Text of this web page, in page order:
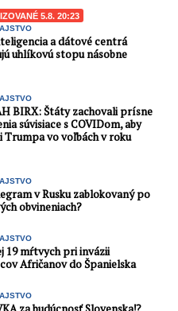
5.8. 20:23
a dátové centrá
uhlíkovú stopu násobne
BIRX: Štáty zachovali prísne
súvisiace s COVIDom, aby
Trumpa vo voľbách v roku
v Rusku zablokovaný po
obvineniach?
19 mŕtvych pri invázii
Afričanov do Španielska